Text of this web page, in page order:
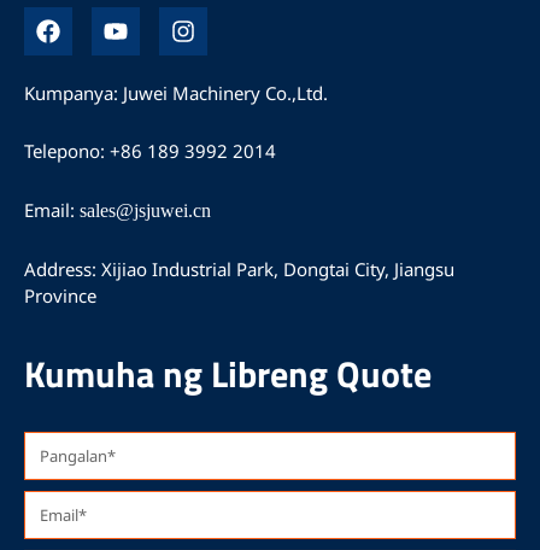
F
a
c
e
o
Y
o
u
t
u
b
e
I
n
s
t
g
r
m
Kumpanya: Juwei Machinery Co.,Ltd.
Telepono: +86 189 3992 2014
Email: sales@jsjuwei.cn
Address: Xijiao Industrial Park, Dongtai City, Jiangsu
Province
Kumuha ng Libreng Quote